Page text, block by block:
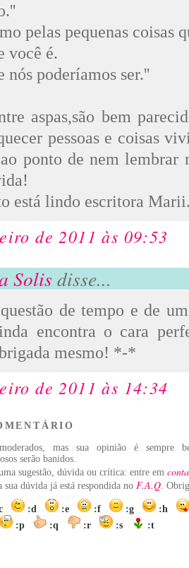
pelas pequenas coisas
você é.
nós poderíamos ser.''
aspas,são bem
pessoas e coisas
ponto de nem lembrar
está lindo escritora
de 2011 às 09:53
Solis disse...
de tempo e de
encontra o cara
mesmo! *-*
de 2011 às 14:34
mas sua opinião é sempre
serão banidos.
sugestão, dúvida ou crítica: entre em
sua dúvida já está respondida no F.A.Q .
:d :e :f :g
:h
:p :q :r :s :t